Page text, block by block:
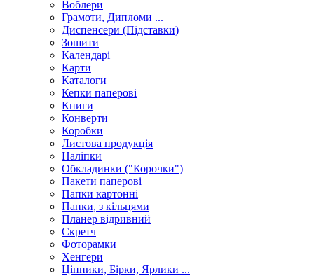
Воблери
Грамоти, Дипломи ...
Диспенсери (Підставки)
Зошити
Календарі
Карти
Каталоги
Кепки паперові
Книги
Конверти
Коробки
Листова продукція
Наліпки
Обкладинки ("Корочки")
Пакети паперові
Папки картонні
Папки, з кільцями
Планер відривний
Скретч
Фоторамки
Хенгери
Цінники, Бірки, Ярлики ...